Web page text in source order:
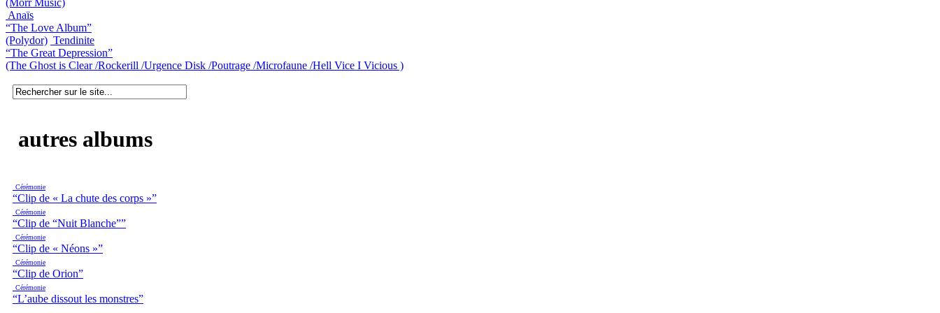
Anaïs
“The Love Album”
(Polydor) Tendinite
“The Great Depression”
(The Ghost is Clear /Rockerill /Urgence Disk /Poutrage /Microfaune /Hell Vice I Vicious )
autres albums
Cérémonie
“Clip de « La chute des corps »”
Cérémonie
“Clip de “Nuit Blanche””
Cérémonie
“Clip de « Néons »”
Cérémonie
“Clip de Orion”
Cérémonie
“L’aube dissout les monstres”